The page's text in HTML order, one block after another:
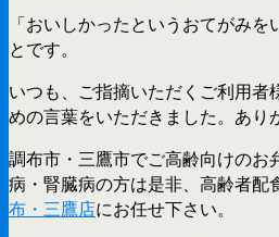
「おいしかったというおてがみ
とです。
いつも、ご指摘いただくご利用者
めの言葉をいただきました。あり
調布市・三鷹市でご高齢向けのお
病・腎臓病の方は是非、高齢者配
布・三鷹店にお任せ下さい。